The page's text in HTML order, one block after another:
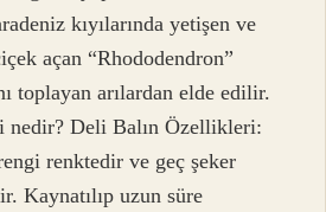
kıyılarında yetişen ve
açan “Rhododendron”
toplayan arılardan elde edilir.
nedir? Deli Balın Özellikleri:
renktedir ve geç şeker
Kaynatılıp uzun süre